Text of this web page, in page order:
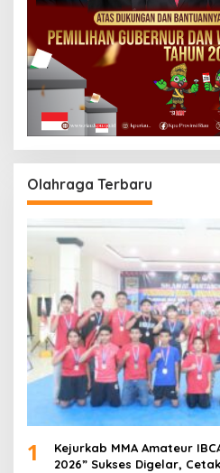
Olahraga Terbaru
1
Kejurkab MMA Amateur
2026” Sukses Digelar,